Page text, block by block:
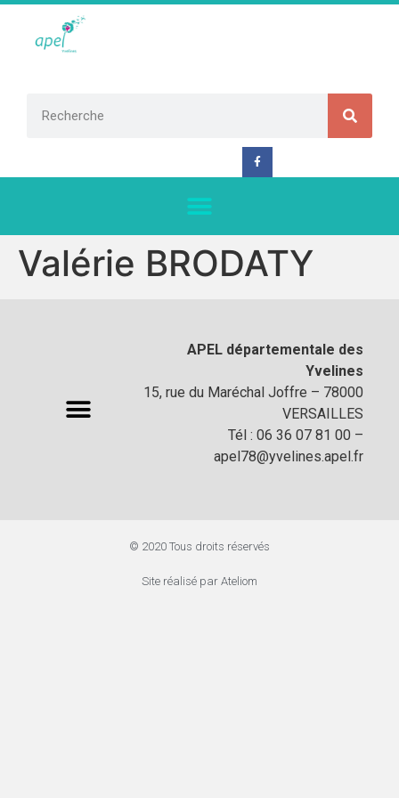
Valérie BRODATY
APEL départementale des
Yvelines
15, rue du Maréchal Joffre – 78000
VERSAILLES
Tél : 06 36 07 81 00 –
apel78@yvelines.apel.fr
© 2020 Tous droits réservés
Site réalisé par Ateliom